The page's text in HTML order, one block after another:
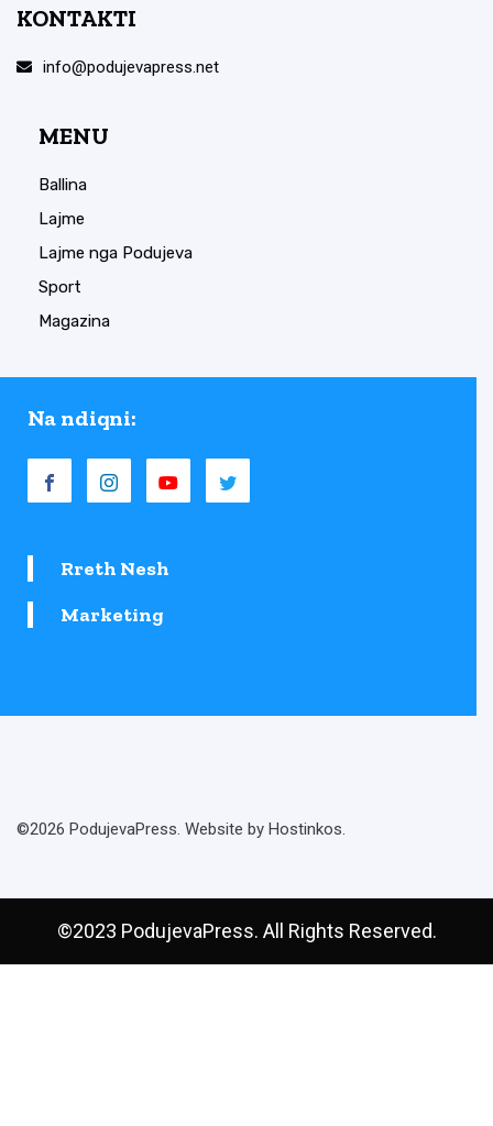
KONTAKTI
info@podujevapress.net
MENU
Ballina
Lajme
Lajme nga Podujeva
Sport
Magazina
Na ndiqni:
Rreth Nesh
Marketing
©2026 PodujevaPress. Website by Hostinkos.
©2023 PodujevaPress. All Rights Reserved.